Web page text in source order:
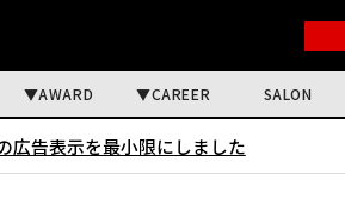
AWARD CAREER SALON
広告表示を最小限にしました